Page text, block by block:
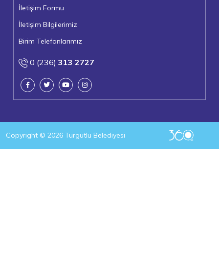
Pazar, 09
İletişim Formu
İletişim Bilgilerimiz
Birim Telefonlarımız
0 (236) 313 2727
Copyright © 2026 Turgutlu Belediyesi